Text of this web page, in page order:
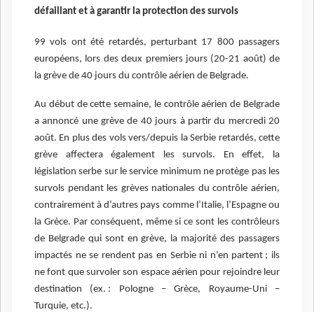
défaillant et à garantir la protection des survols
99 vols ont été retardés, perturbant 17 800 passagers
européens, lors des deux premiers jours (20-21 août) de
la grève de 40 jours du contrôle aérien de Belgrade.
Au début de cette semaine, le contrôle aérien de Belgrade
a annoncé une grève de 40 jours à partir du mercredi 20
août. En plus des vols vers/depuis la Serbie retardés, cette
grève affectera également les survols. En effet, la
législation serbe sur le service minimum ne protège pas les
survols pendant les grèves nationales du contrôle aérien,
contrairement à d’autres pays comme l’Italie, l’Espagne ou
la Grèce. Par conséquent, même si ce sont les contrôleurs
de Belgrade qui sont en grève, la majorité des passagers
impactés ne se rendent pas en Serbie ni n’en partent ; ils
ne font que survoler son espace aérien pour rejoindre leur
destination (ex. : Pologne – Grèce, Royaume-Uni –
Turquie, etc.).